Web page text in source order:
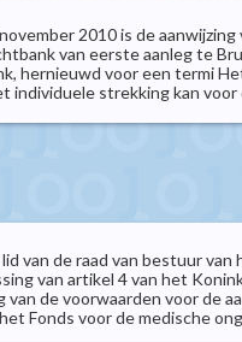
2010 is de aanwijzing
van eerste aanleg te
hernieuwd voor een termi
individuele strekking kan voor
van de raad van bestuur van
van artikel 4 van het
de voorwaarden voor de
Fonds voor de medische